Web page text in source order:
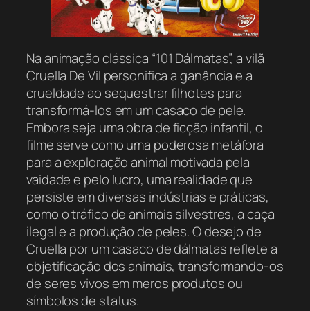
Na animação clássica “101 Dálmatas”, a vilã
Cruella De Vil personifica a ganância e a
crueldade ao sequestrar filhotes para
transformá-los em um casaco de pele.
Embora seja uma obra de ficção infantil, o
filme serve como uma poderosa metáfora
para a exploração animal motivada pela
vaidade e pelo lucro, uma realidade que
persiste em diversas indústrias e práticas,
como o tráfico de animais silvestres, a caça
ilegal e a produção de peles. O desejo de
Cruella por um casaco de dálmatas reflete a
objetificação dos animais, transformando-os
de seres vivos em meros produtos ou
símbolos de status.